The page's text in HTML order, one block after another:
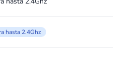
hasta 2.4Ghz